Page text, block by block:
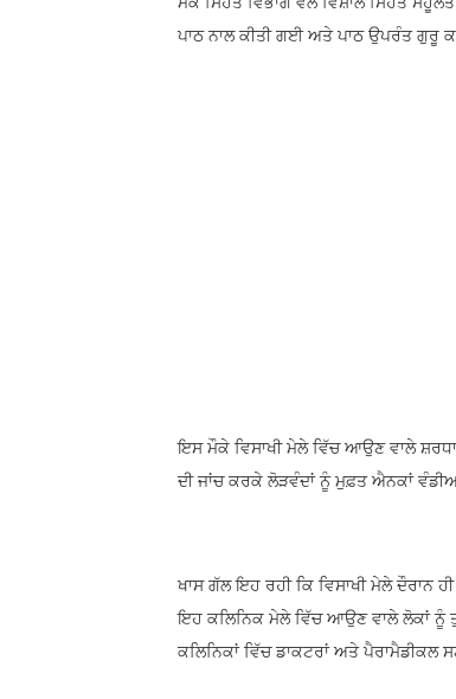
ਪਾਠ ਨਾਲ ਕੀਤੀ ਗਈ ਅਤੇ ਪਾਠ ਉਪਰੰਤ
ਇਸ ਮੌਕੇ ਵਿਸਾਖੀ ਮੇਲੇ ਵਿੱਚ ਆਉਣ ਵਾਲੇ
ਦੀ ਜਾਂਚ ਕਰਕੇ ਲੋੜਵੰਦਾਂ ਨੂੰ ਮੁਫ਼ਤ ਐਨਕਾਂ
ਖਾਸ ਗੱਲ ਇਹ ਰਹੀ ਕਿ ਵਿਸਾਖੀ ਮੇਲੇ ਦੌਰਾਨ
ਇਹ ਕਲਿਨਿਕ ਮੇਲੇ ਵਿੱਚ ਆਉਣ ਵਾਲੇ ਲੋਕਾਂ
ਕਲਿਨਿਕਾਂ ਵਿੱਚ ਡਾਕਟਰਾਂ ਅਤੇ ਪੈਰਾਮੈਡੀਕਲ